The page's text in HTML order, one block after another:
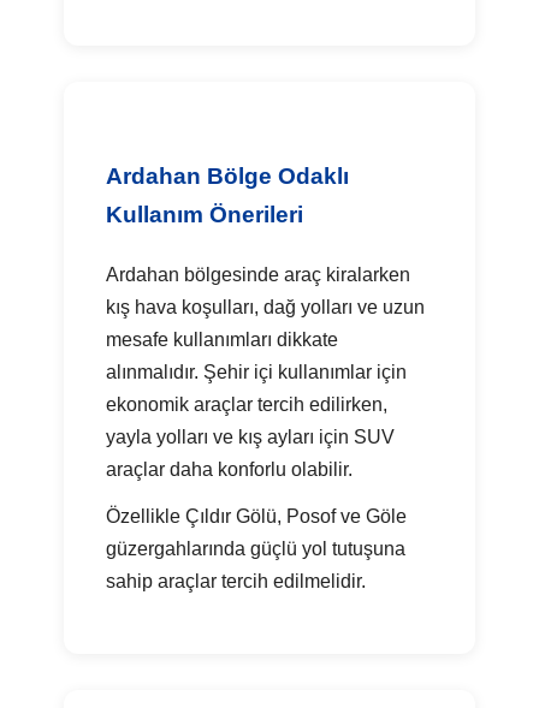
Ardahan Bölge Odaklı
Kullanım Önerileri
Ardahan bölgesinde araç kiralarken
kış hava koşulları, dağ yolları ve uzun
mesafe kullanımları dikkate
alınmalıdır. Şehir içi kullanımlar için
ekonomik araçlar tercih edilirken,
yayla yolları ve kış ayları için SUV
araçlar daha konforlu olabilir.
Özellikle Çıldır Gölü, Posof ve Göle
güzergahlarında güçlü yol tutuşuna
sahip araçlar tercih edilmelidir.